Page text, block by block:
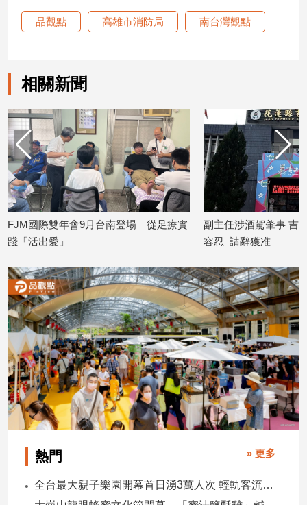
作
投
稿
專
區
【我
的
觀
點】
品觀點 高雄市消防局 南台灣觀點
相關新聞
從足療實
副主任涉酒駕肇事 吉安鄉公所：酒駕零
攜AI科
動預防
熱門 » 更多
全台最大親子樂園開幕首日湧3萬人次 輕軌客流增20倍